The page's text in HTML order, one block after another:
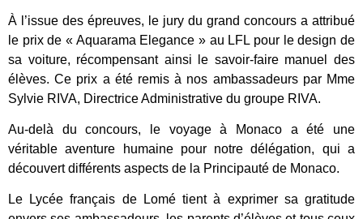
À l’issue des épreuves, le jury du grand concours a attribué
le prix de « Aquarama Elegance » au LFL pour le design de
sa voiture, récompensant ainsi le savoir-faire manuel des
élèves. Ce prix a été remis à nos ambassadeurs par Mme
Sylvie RIVA, Directrice Administrative du groupe RIVA.
Au-delà du concours, le voyage à Monaco a été une
véritable aventure humaine pour notre délégation, qui a
découvert différents aspects de la Principauté de Monaco.
Le Lycée français de Lomé tient à exprimer sa gratitude